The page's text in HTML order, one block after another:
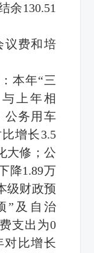
余130.51
议费和培
本年“三
上年相
公务用车
增长3.5
大修；公
降1.89万
级财政预
”及自治
支出为0
对比增长